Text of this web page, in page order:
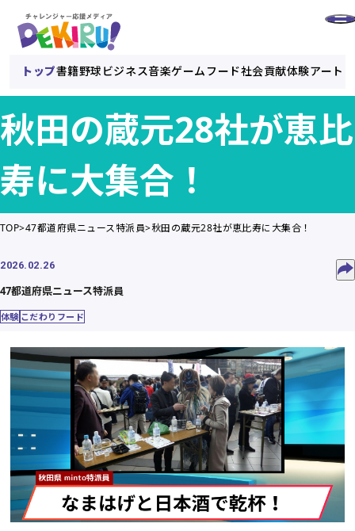
トップ書籍野球 ビジネス音楽ゲーム フード社会貢献体験アート
秋田の蔵元28社が恵比
寿に大集合！
TOP 47都道府県ニュース特派員 秋田の蔵元28社が恵比寿に大集合！
2026.02.26
47都道府県ニュース特派員
体験 こだわりフード